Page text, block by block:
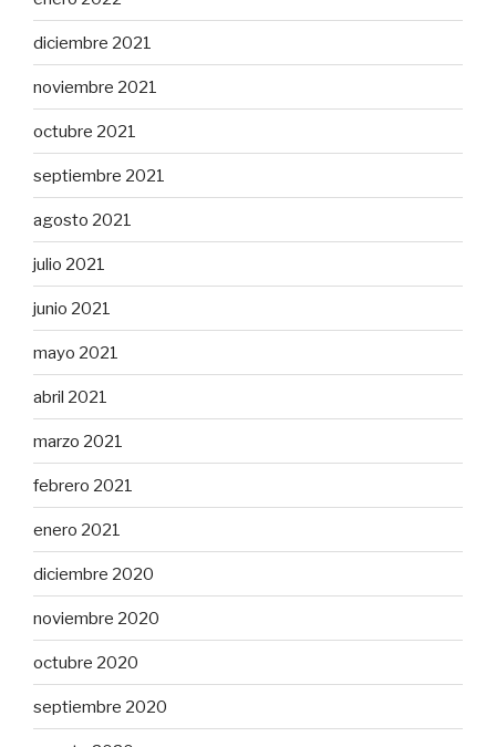
diciembre 2021
noviembre 2021
octubre 2021
septiembre 2021
agosto 2021
julio 2021
junio 2021
mayo 2021
abril 2021
marzo 2021
febrero 2021
enero 2021
diciembre 2020
noviembre 2020
octubre 2020
septiembre 2020